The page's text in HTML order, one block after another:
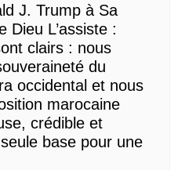
J. Trump à Sa
Dieu L’assiste :
clairs : nous
du
occidental et nous
marocaine
crédible et
base pour une